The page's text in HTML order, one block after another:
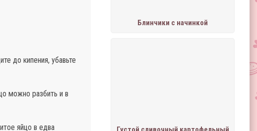
Блинчики с начинкой
до кипения, убавьте
можно разбить и в
яйцо в едва